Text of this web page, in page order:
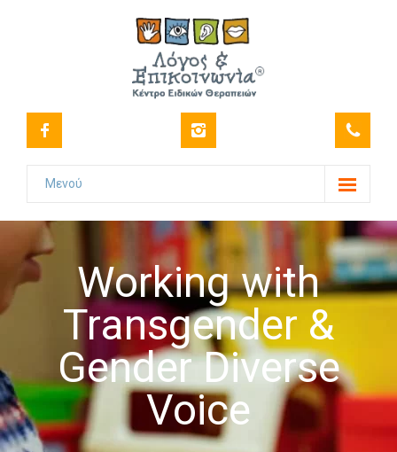
Μενού
Το Κέντρο
-- Όραμα
-- Ιστορικό
-- Πιστοποιήσεις
-- Στελέχωση
-- Επιστημονική Υπεύθυνη
-- Τα Νέα μας
Working with
Transgender &
Gender Diverse
Voice